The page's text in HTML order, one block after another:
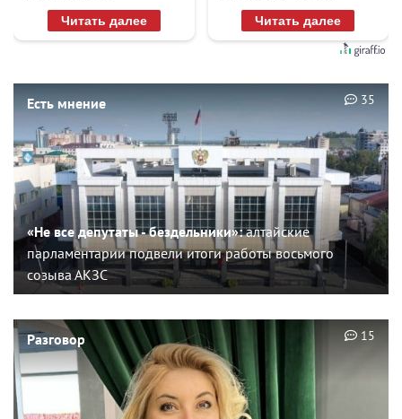
Читать далее Читать далее
Есть мнение
«Не все депутаты - бездельники»:алтайские
парламентарии подвели итоги работы восьмого
созыва АКЗС
35
Разговор 15